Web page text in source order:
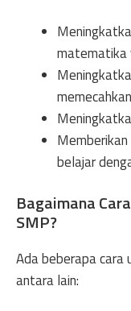
matematika
belajar
Bagaimana
SMP?
Ada beberapa cara
antara lain: